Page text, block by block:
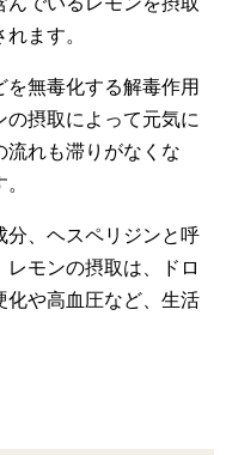
ます。
無毒化する解毒作用
摂取によって元気に
流れも滞りがなくな
分、ヘスペリジンと呼
モンの摂取は、ドロ
化や高血圧など、生活